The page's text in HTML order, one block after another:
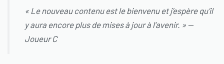
« Le nouveau contenu est le bienvenu et j’espère qu’il
y aura encore plus de mises à jour à l’avenir. » —
Joueur C